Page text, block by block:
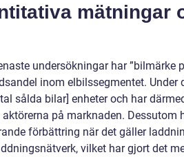
mätningar
undersökningar har ”bilmärke
inom elbilssegmentet. Under
sålda bilar] enheter och har
på marknaden. Dessutom
förbättring när det gäller
vilket har gjort det